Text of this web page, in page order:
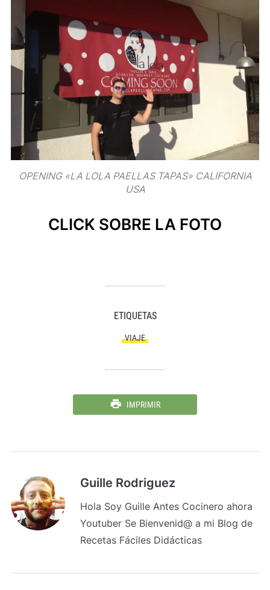
OPENING «LA LOLA PAELLAS TAPAS» CALIFORNIA
USA
CLICK SOBRE LA FOTO
ETIQUETAS
VIAJE
IMPRIMIR
Guille Rodriguez
Hola Soy Guille Antes Cocinero ahora
Youtuber Se Bienvenid@ a mi Blog de
Recetas Fáciles Didácticas